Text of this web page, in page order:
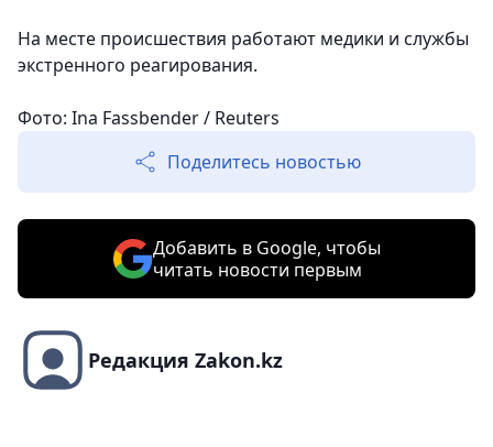
На месте происшествия работают медики и службы
экстренного реагирования.
Фото: Ina Fassbender / Reuters
Поделитесь новостью
Добавить в Google, чтобы
читать новости первым
Редакция Zakon.kz